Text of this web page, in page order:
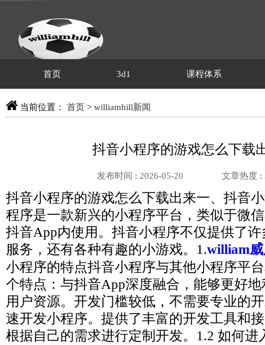
首页 3d1 课程体系
当前位置： 首页 > williamhill新闻
抖音小程序的游戏怎么下载
发布时间 : 2026-05-20 文章热度 :
抖音小程序的游戏怎么下载出来一、抖音
程序是一款新兴的小程序平台，类似于微
抖音App内使用。抖音小程序不仅提供了
服务，还有各种有趣的小游戏。1.william
小程序的特点抖音小程序与其他小程序平
个特点：与抖音App深度融合，能够更好
用户资源。开发门槛较低，不需要专业的
速开发小程序。提供了丰富的开发工具和
根据自己的需求进行定制开发。1.2 如何进